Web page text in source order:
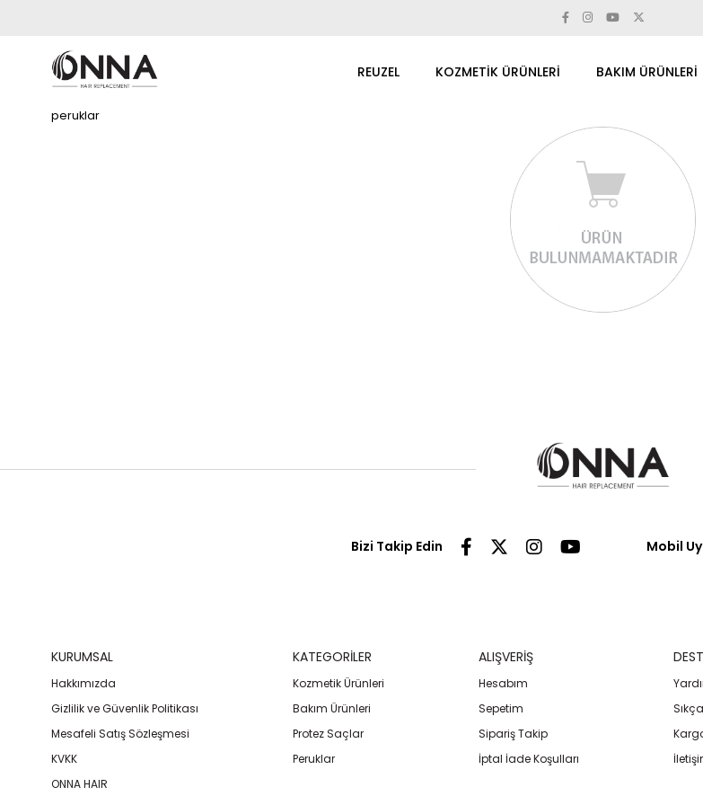
REUZEL KOZMETİK ÜRÜNLERİ BAKIM ÜRÜNLERİ
peruklar
Bizi Takip Edin Mobil
KURUMSAL
Hakkımızda
Gizlilik ve Güvenlik Politikası
Mesafeli Satış Sözleşmesi
KVKK
ONNA HAIR
KATEGORİLER
Kozmetik Ürünleri
Bakım Ürünleri
Protez Saçlar
Peruklar
ALIŞVERİŞ
Hesabım
Sepetim
Sipariş Takip
İptal İade Koşulları